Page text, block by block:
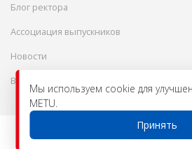
Мы используем cookie для
METU.
Принять
Блог ректора
Ассоциация выпускников
Новости
Вакансии
© 2026 Международный